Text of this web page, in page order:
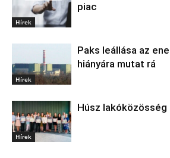
Hírek
piac
Hírek
Paks leállása az
hiányára mutat rá
Hírek
Húsz